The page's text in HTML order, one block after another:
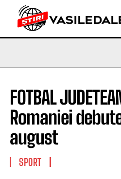
FOTBAL
Romaniei
august
SPORT